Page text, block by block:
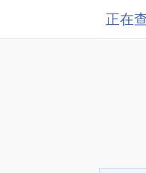
正在